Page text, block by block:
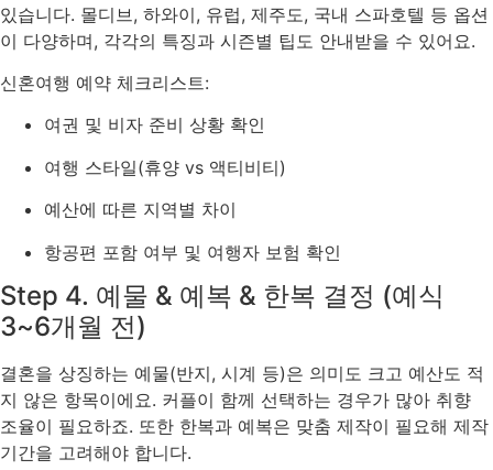
있습니다. 몰디브, 하와이, 유럽, 제주도, 국내 스파호텔 등 옵션
이 다양하며, 각각의 특징과 시즌별 팁도 안내받을 수 있어요.
신혼여행 예약 체크리스트:
여권 및 비자 준비 상황 확인
여행 스타일(휴양 vs 액티비티)
예산에 따른 지역별 차이
항공편 포함 여부 및 여행자 보험 확인
Step 4. 예물 & 예복 & 한복 결정 (예식
3~6개월 전)
결혼을 상징하는 예물(반지, 시계 등)은 의미도 크고 예산도 적
지 않은 항목이에요. 커플이 함께 선택하는 경우가 많아 취향
조율이 필요하죠. 또한 한복과 예복은 맞춤 제작이 필요해 제작
기간을 고려해야 합니다.